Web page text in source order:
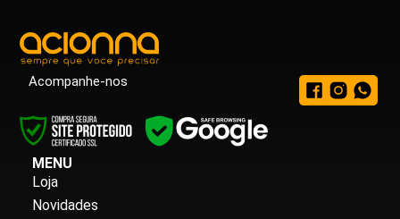
Acompanhe-nos
MENU
Loja
Novidades